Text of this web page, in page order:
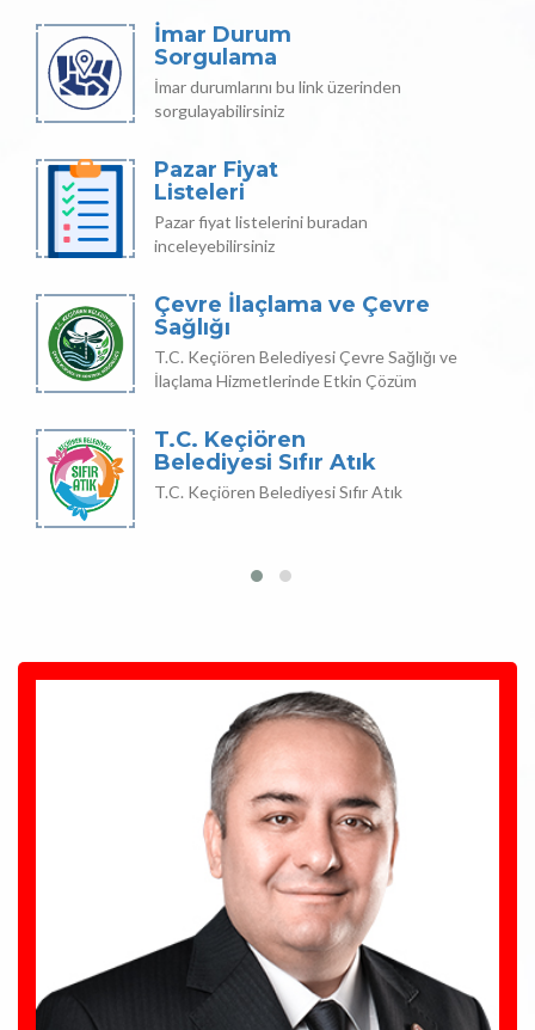
İmar Durum
Sorgulama
İmar durumlarını bu link üzerinden
sorgulayabilirsiniz
Pazar Fiyat
Listeleri
Pazar fiyat listelerini buradan
inceleyebilirsiniz
Çevre İlaçlama ve Çevre
Sağlığı
T.C. Keçiören Belediyesi Çevre Sağlığı ve
İlaçlama Hizmetlerinde Etkin Çözüm
T.C. Keçiören
Belediyesi Sıfır Atık
T.C. Keçiören Belediyesi Sıfır Atık